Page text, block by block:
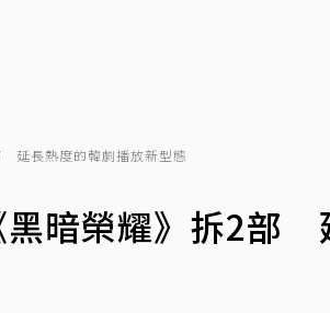
延長熱度的韓劇播放新型態
暗榮耀》拆2部